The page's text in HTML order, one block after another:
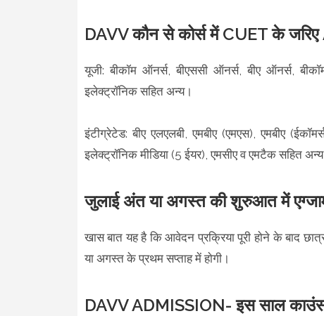
DAVV कौन से कोर्स में CUET के
यूजी: बीकॉम ऑनर्स, बीएससी ऑनर्स, बीए ऑनर्स,
इलेक्ट्रॉनिक सहित अन्य।
इंटीग्रेटेड: बीए एलएलबी, एमबीए (एमएस), एमबीए
इलेक्ट्रॉनिक मीडिया (5 ईयर), एमसीए व एमटैक सहित
जुलाई अंत या अगस्त की शुरुआत में
खास बात यह है कि आवेदन प्रक्रिया पूरी हाेने के बाद
या अगस्त के प्रथम सप्ताह में हाेगी।
DAVV ADMISSION- इस साल